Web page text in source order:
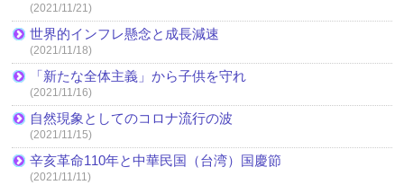
(2021/11/21)
世界的インフレ懸念と成長減速
(2021/11/18)
「新たな全体主義」から子供を守れ
(2021/11/16)
自然現象としてのコロナ流行の波
(2021/11/15)
辛亥革命110年と中華民国（台湾）国慶節
(2021/11/11)